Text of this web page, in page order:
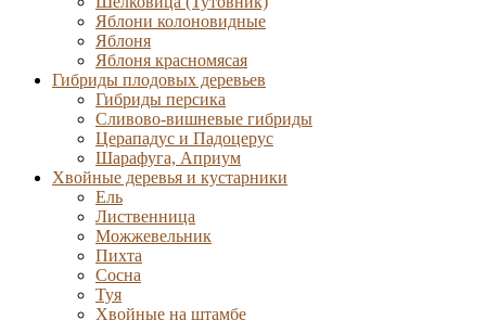
Яблони колоновидные
Яблоня
Яблоня красномясая
Гибриды плодовых деревьев
Гибриды персика
Сливово-вишневые гибриды
Церападус и Падоцерус
Шарафуга, Априум
Хвойные деревья и кустарники
Ель
Лиственница
Можжевельник
Пихта
Сосна
Туя
Хвойные на штамбе